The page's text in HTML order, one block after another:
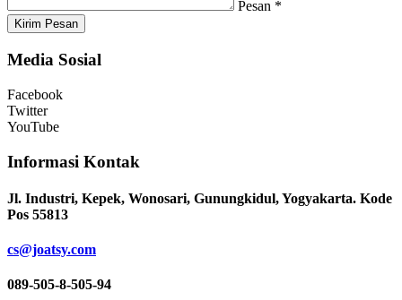
Pesan *
Kirim Pesan
Media Sosial
Facebook
Twitter
YouTube
Informasi Kontak
Jl. Industri, Kepek, Wonosari, Gunungkidul, Yogyakarta. Kode
Pos 55813
cs@joatsy.com
089-505-8-505-94